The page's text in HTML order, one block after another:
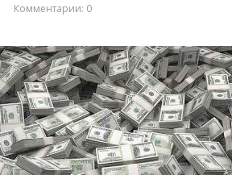
Комментарии: 0